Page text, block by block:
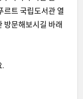
르트 국립도서관 열
방문해보시길 바래
.